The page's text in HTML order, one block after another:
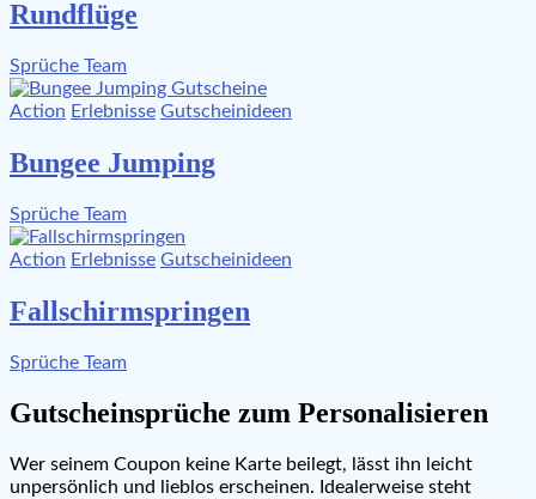
Rundflüge
Sprüche Team
Action Erlebnisse Gutscheinideen
Bungee Jumping
Sprüche Team
Action Erlebnisse Gutscheinideen
Fallschirmspringen
Sprüche Team
Gutscheinsprüche zum Personalisieren
Wer seinem Coupon keine Karte beilegt, lässt ihn leicht
unpersönlich und lieblos erscheinen. Idealerweise steht